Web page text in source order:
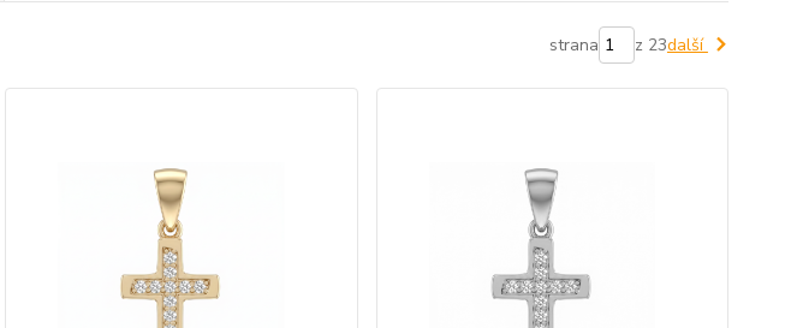
strana z 23další